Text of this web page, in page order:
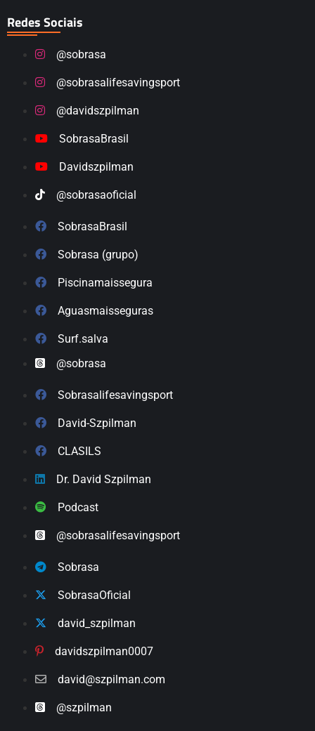
Redes Sociais
@sobrasa
@sobrasalifesavingsport
@davidszpilman
SobrasaBrasil
Davidszpilman
@sobrasaoficial
SobrasaBrasil
Sobrasa (grupo)
Piscinamaissegura
Aguasmaisseguras
Surf.salva
@sobrasa
Sobrasalifesavingsport
David-Szpilman
CLASILS
Dr. David Szpilman
Podcast
@sobrasalifesavingsport
Sobrasa
SobrasaOficial
david_szpilman
davidszpilman0007
david@szpilman.com
@szpilman